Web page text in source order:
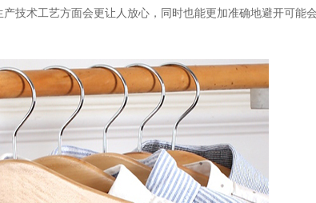
技术工艺方面会更让人放心，同时也能更加准确地避开可能